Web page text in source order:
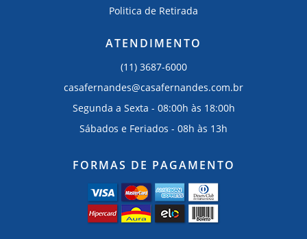
Politica de Retirada
ATENDIMENTO
(11) 3687-6000
casafernandes@casafernandes.com.br
Segunda a Sexta - 08:00h às 18:00h
Sábados e Feriados - 08h às 13h
FORMAS DE PAGAMENTO